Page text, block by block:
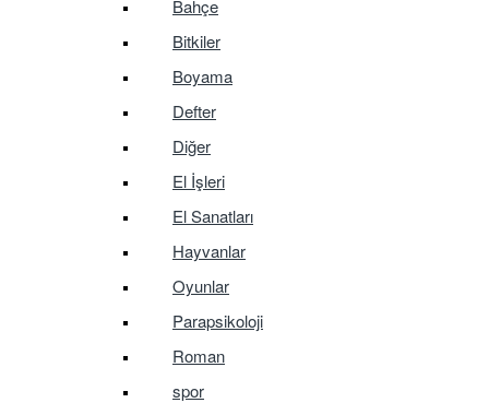
Bahçe
Bitkiler
Boyama
Defter
Diğer
El İşleri
El Sanatları
Hayvanlar
Oyunlar
Parapsikoloji
Roman
spor